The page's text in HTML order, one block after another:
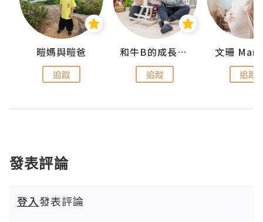
暟媽與暟爸
追蹤
和牛B的成長日記
追蹤
文珊
追蹤
發表評論
登入發表評論